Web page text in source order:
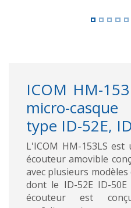
ICOM HM-
micro-
type ID-52E,
L'ICOM HM-153LS
écouteur amovible
avec plusieurs
dont le ID-52E ID-
écouteur est